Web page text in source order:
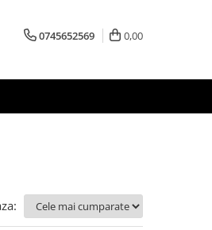
0745652569 0,00